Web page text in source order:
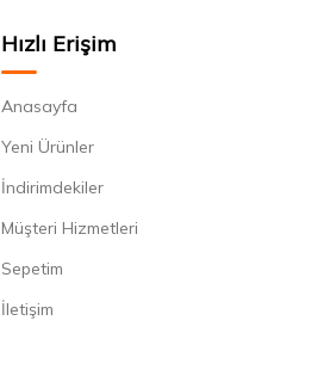
Hızlı Erişim
Anasayfa
Yeni Ürünler
İndirimdekiler
Müşteri Hizmetleri
Sepetim
İletişim